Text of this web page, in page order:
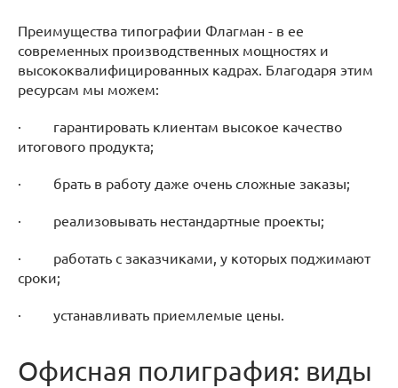
Преимущества типографии Флагман - в ее
современных производственных мощностях и
высококвалифицированных кадрах. Благодаря этим
ресурсам мы можем:
· гарантировать клиентам высокое качество
итогового продукта;
· брать в работу даже очень сложные заказы;
· реализовывать нестандартные проекты;
· работать с заказчиками, у которых поджимают
сроки;
· устанавливать приемлемые цены.
Офисная полиграфия: виды